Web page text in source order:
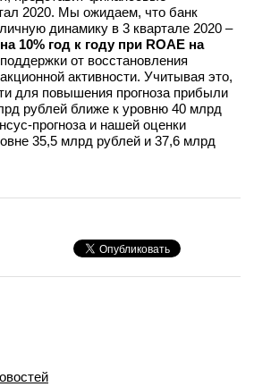
2020. Мы ожидаем, что банк
динамику в 3 квартале 2020 –
10% год к году при ROAE на
от восстановления
активности. Учитывая это,
для повышения прогноза прибыли
рублей ближе к уровню 40 млрд
прогноза и нашей оценки
35,5 млрд рублей и 37,6 млрд